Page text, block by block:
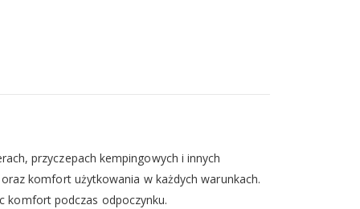
przyczepach kempingowych i innych
komfort użytkowania w każdych warunkach.
komfort podczas odpoczynku.